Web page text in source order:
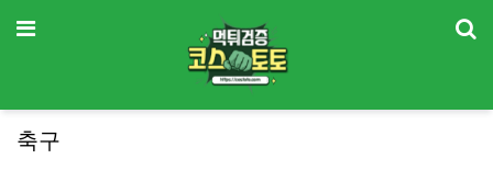
메뉴
축구